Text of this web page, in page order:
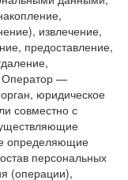
извлечение,
предоставление,
Оператор —
юридическое
совместно с
определяющие
персональных
(операции),